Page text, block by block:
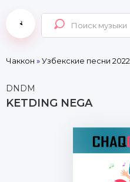
Чаккон »Узбекские песни 2022
DNDM
KETDING NEGA